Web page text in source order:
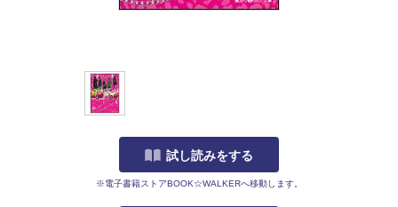
試し読みをする
※電子書籍ストアBOOK☆WALKERへ移動します。